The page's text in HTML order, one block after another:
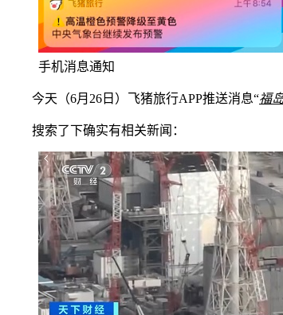
手机消息通知
今天（6月26日）飞猪旅行APP推送消息“福
搜索了下确实有相关新闻：